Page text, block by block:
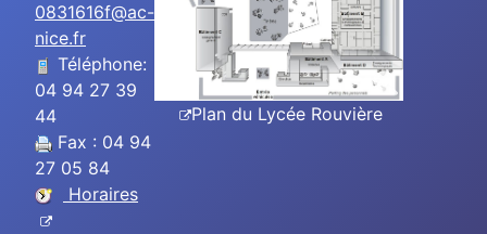
0831616f@ac-
nice.fr
Téléphone:
04 94 27 39
44
Fax : 04 94
27 05 84
Horaires
Plan du Lycée Rouvière